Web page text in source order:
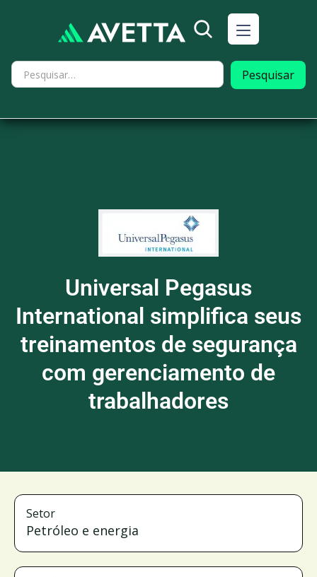
Universal Pegasus
International simplifica seus
treinamentos de segurança
com gerenciamento de
trabalhadores
Setor
Petróleo e energia